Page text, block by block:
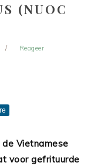
(NUOC
Reageer
Vietnamese
voor gefrituurde